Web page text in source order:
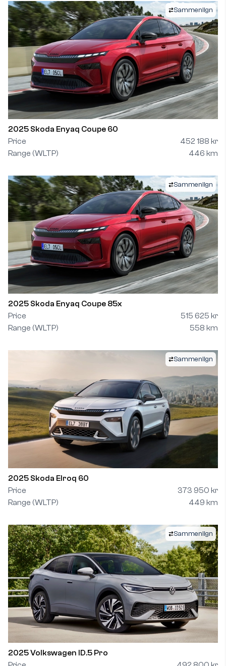
Sammenlign
2025 Skoda Enyaq Coupe 60
Price
452 188 kr
Range (WLTP)
446 km
Sammenlign
2025 Skoda Enyaq Coupe 85x
Price
515 625 kr
Range (WLTP)
558 km
Sammenlign
2025 Skoda Elroq 60
Price
373 950 kr
Range (WLTP)
449 km
Sammenlign
2025 Volkswagen ID.5 Pro